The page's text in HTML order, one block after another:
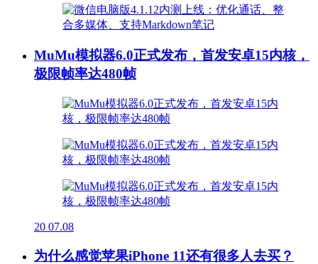
MuMu模拟器6.0正式发布，首发安卓15内核，
极限帧率达480帧
20 07.08
为什么感觉苹果iPhone 11还有很多人去买？